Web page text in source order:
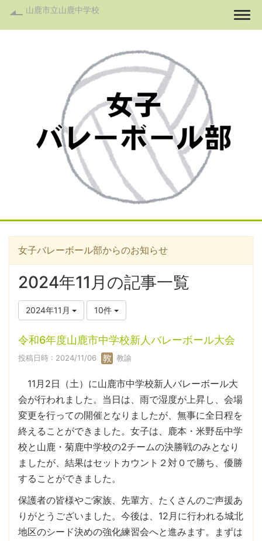
山鹿市立山鹿中学校
女子バレーボール部からのお知らせ
2024年11月の記事一覧
2024年11月 10件
令和6年度山鹿市中学校新人バレーボール大会
投稿日時 : 2024/11/06 教諭
11月2日（土）に山鹿市中学校新人バレーボール大
会が行われました。当日は、雨で湿度が上昇し、会場
変更を行っての開催となりましたが、無事に全日程を
終えることができました。女子は、鹿本・米野岳中学
校と山鹿・菊鹿中学校の2チームの決勝戦のみとなり
ましたが、結果はセットカウント２対０で勝ち、優勝
することができました。
保護者の皆様やご家族、先輩方、たくさんのご声援あ
りがとうございました。今後は、12月に行われる城北
地区のシード決めの強化練習会へと進みます。まずは